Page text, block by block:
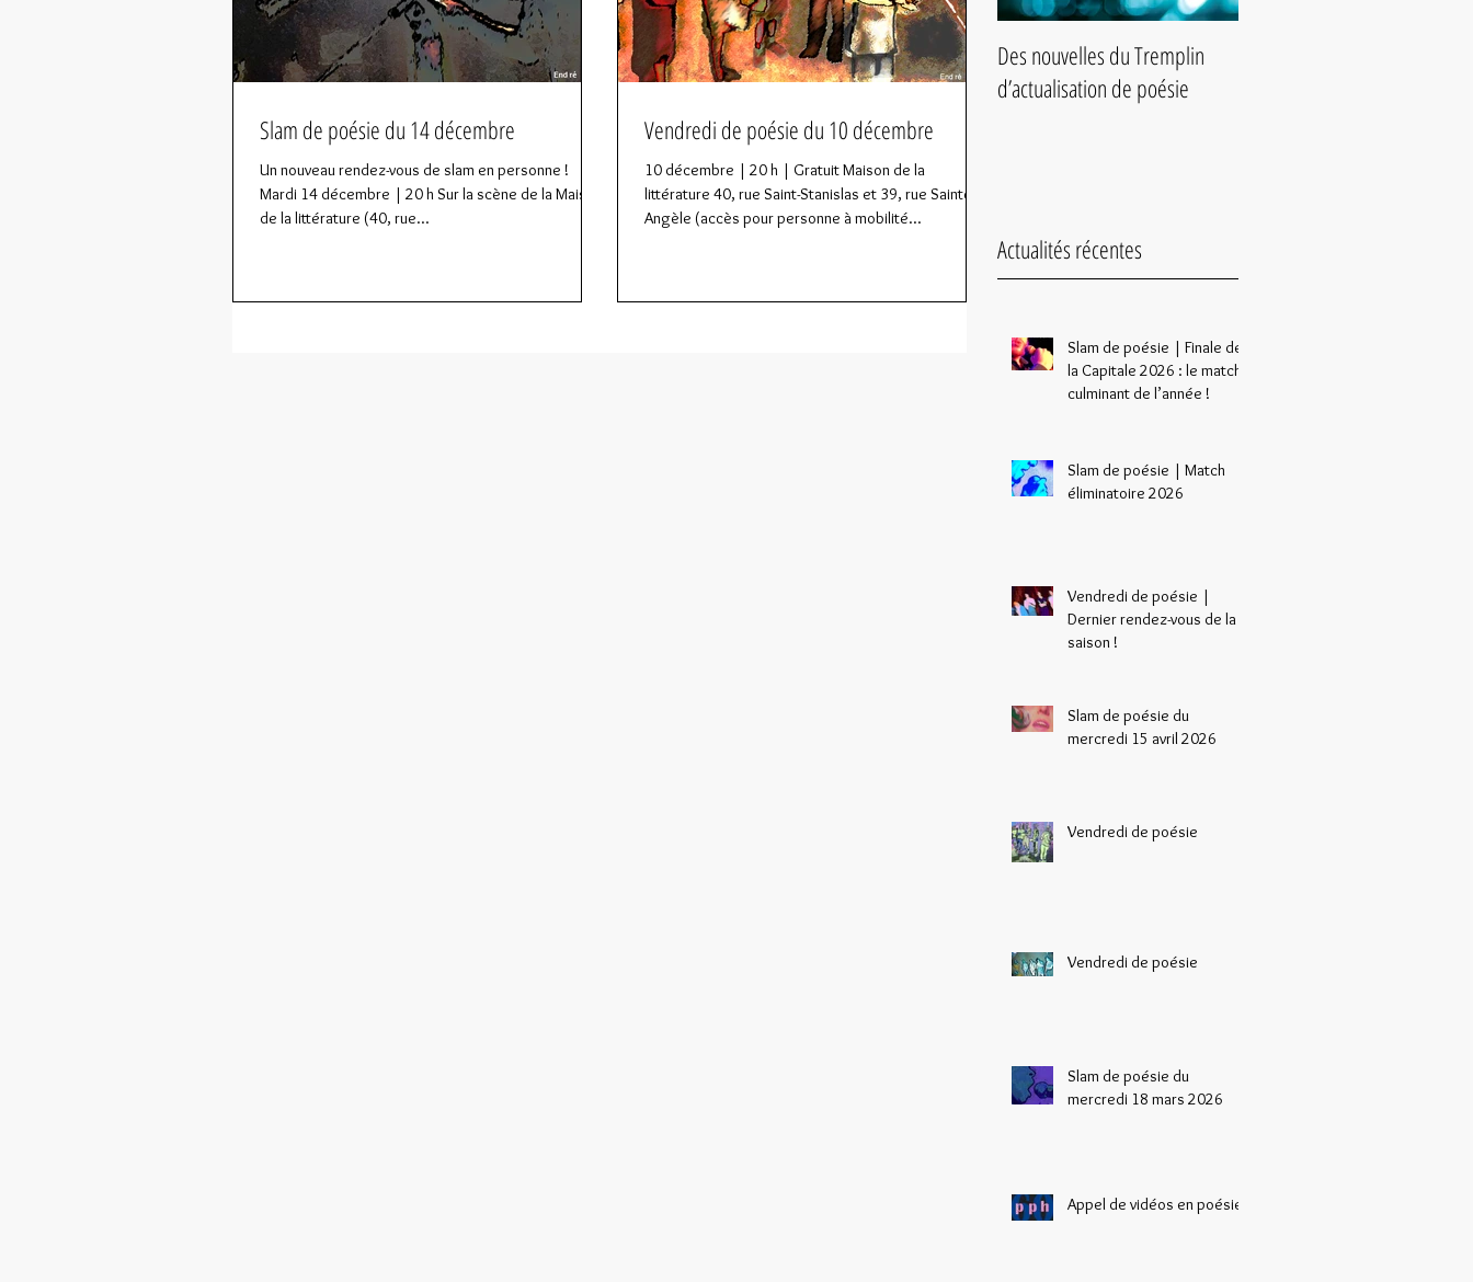
Slam de poésie du 14 décembre
Un nouveau rendez-vous de slam en personne !
Mardi 14 décembre | 20 h Sur la scène de la Maison
de la littérature (40, rue...
Vendredi de poésie du 10 décembre
10 décembre | 20 h | Gratuit Maison de la
littérature 40, rue Saint-Stanislas et 39, rue Sainte-
Angèle (accès pour personne à mobilité...
Des nouvelles du Tremplin
d’actualisation de poésie
Actualités récentes
Slam de poésie | Finale de
la Capitale 2026 : le match
culminant de l’année !
Slam de poésie | Match
éliminatoire 2026
Vendredi de poésie |
Dernier rendez-vous de la
saison !
Slam de poésie du
mercredi 15 avril 2026
Vendredi de poésie
Vendredi de poésie
Slam de poésie du
mercredi 18 mars 2026
Appel de vidéos en poésie